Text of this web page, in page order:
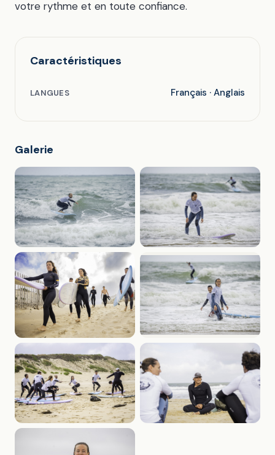
votre rythme et en toute confiance.
Caractéristiques
LANGUES Français · Anglais
Galerie